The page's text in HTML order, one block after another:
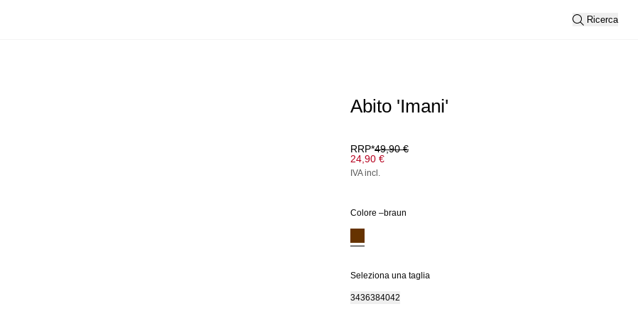
Ricerca
Abito 'Imani'
RRP*49,90 €
24,90 €
IVA incl.
Colore –braun
Seleziona una taglia
3436384042